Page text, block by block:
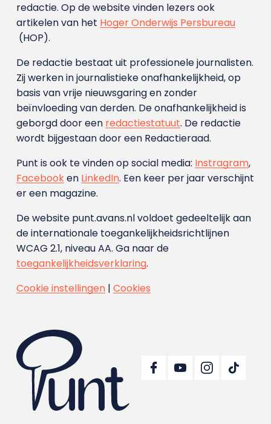
redactie. Op de website vinden lezers ook
artikelen van het Hoger Onderwijs Persbureau
(HOP).
De redactie bestaat uit professionele journalisten.
Zij werken in journalistieke onafhankelijkheid, op
basis van vrije nieuwsgaring en zonder
beïnvloeding van derden. De onafhankelijkheid is
geborgd door een redactiestatuut. De redactie
wordt bijgestaan door een Redactieraad.
Punt is ook te vinden op social media: Instragram,
Facebooken LinkedIn. Een keer per jaar verschijnt
er een magazine.
De website punt.avans.nl voldoet gedeeltelijk aan
de internationale toegankelijkheidsrichtlijnen
WCAG 2.1, niveau AA. Ga naar de
toegankelijkheidsverklaring.
Cookie instellingen| Cookies